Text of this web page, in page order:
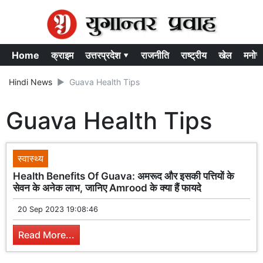
Home क्राइम उत्तरप्रदेश ▾ राजनीति राष्ट्रीय खेल
Hindi News Guava Health Tips
Guava Health Tips
स्वास्थ्य
Health Benefits Of Guava: अमरूद और इसकी पत्तियों के
सेवन के अनेक लाभ, जानिए Amrood के क्या हैं फायदे
20 Sep 2023 19:08:46
Read More...